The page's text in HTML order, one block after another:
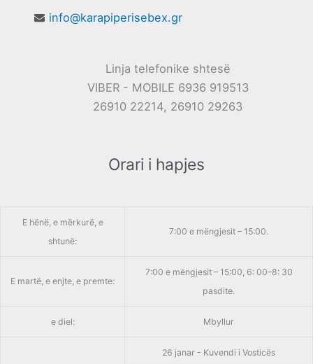
info@karapiperisebex.gr
Linja telefonike shtesë
VIBER - MOBILE 6936 919513
26910 22214, 26910 29263
Orari i hapjes
E hënë, e mërkurë, e
shtunë:
7:00 e mëngjesit – 15:00.
E martë, e enjte, e premte:
7:00 e mëngjesit – 15:00, 6: 00–8: 30
pasdite.
e diel: Mbyllur
26 janar - Kuvendi i Vosticës